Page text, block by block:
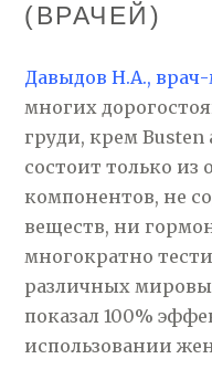
(ВРАЧЕЙ)
Давыдов Н.А.,
многих
груди, крем Busten
состоит только из
компонентов, не
веществ, ни
многократно
различных
показал 100%
использовании